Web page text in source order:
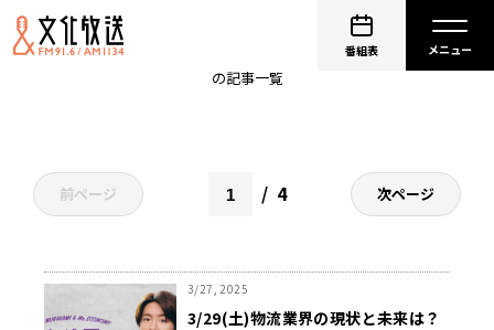
番組表
バニラVisaギフトカード
の記事一覧
前ページ 4 次ページ
3/27, 2025
3/29(土)物流業界の現状と未来は？